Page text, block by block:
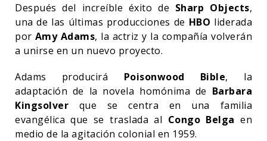
Después del increíble éxito de Sharp Objects,
una de las últimas producciones de HBO liderada
por Amy Adams, la actriz y la compañía volverán
a unirse en un nuevo proyecto.
Adams producirá Poisonwood Bible, la
adaptación de la novela homónima de Barbara
Kingsolver que se centra en una familia
evangélica que se traslada al Congo Belga en
medio de la agitación colonial en 1959.